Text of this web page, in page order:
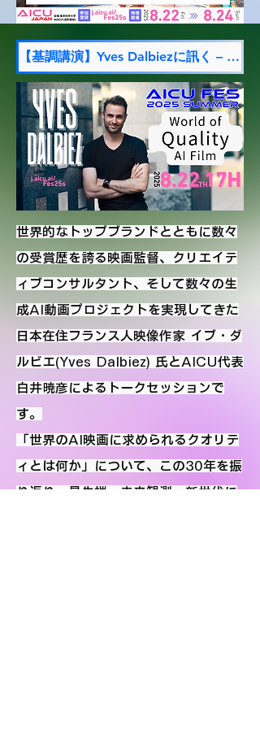
【基調講演】Yves Dalbiezに訊く – World of Quality AI Film (8/23 17時〜)
世界的なトップブランドとともに数々
の受賞歴を誇る映画監督、クリエイテ
ィブコンサルタント、そして数々の生
成AI動画プロジェクトを実現してきた
日本在住フランス人映像作家 イブ・ダ
ルビエ(Yves Dalbiez) 氏とAICU代表
白井暁彦によるトークセッションで
す。
「世界のAI映画に求められるクオリテ
ィとは何か」について、この30年を振
り返り、最先端・未来観測・新世代に